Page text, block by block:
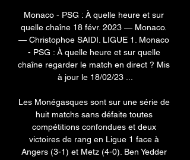
Monaco - PSG : À quelle heure et sur
quelle chaîne 18 févr. 2023 — Monaco.
— Christophoe SAIDI. LIGUE 1. Monaco
- PSG : À quelle heure et sur quelle
chaîne regarder le match en direct ? Mis
à jour le 18/02/23 ...
Les Monégasques sont sur une série de
huit matchs sans défaite toutes
compétitions confondues et deux
victoires de rang en Ligue 1 face à
Angers (3-1) et Metz (4-0). Ben Yedder